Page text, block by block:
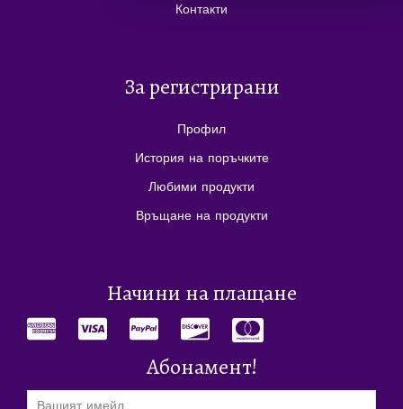
Контакти
За регистрирани
Профил
История на поръчките
Любими продукти
Връщане на продукти
Начини на плащане
Абонамент!